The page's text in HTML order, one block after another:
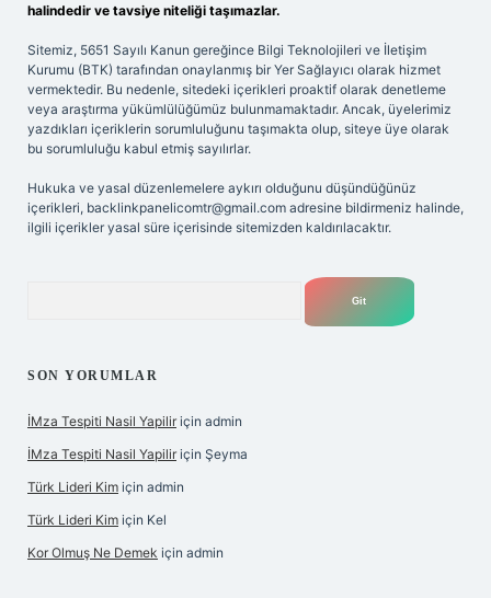
halindedir ve tavsiye niteliği taşımazlar.
Sitemiz, 5651 Sayılı Kanun gereğince Bilgi Teknolojileri ve İletişim
Kurumu (BTK) tarafından onaylanmış bir Yer Sağlayıcı olarak hizmet
vermektedir. Bu nedenle, sitedeki içerikleri proaktif olarak denetleme
veya araştırma yükümlülüğümüz bulunmamaktadır. Ancak, üyelerimiz
yazdıkları içeriklerin sorumluluğunu taşımakta olup, siteye üye olarak
bu sorumluluğu kabul etmiş sayılırlar.
Hukuka ve yasal düzenlemelere aykırı olduğunu düşündüğünüz
içerikleri, backlinkpanelicomtr@gmail.com adresine bildirmeniz halinde,
ilgili içerikler yasal süre içerisinde sitemizden kaldırılacaktır.
SON YORUMLAR
İMza Tespiti Nasil Yapilir için admin
İMza Tespiti Nasil Yapilir için Şeyma
Türk Lideri Kim için admin
Türk Lideri Kim için Kel
Kor Olmuş Ne Demek için admin